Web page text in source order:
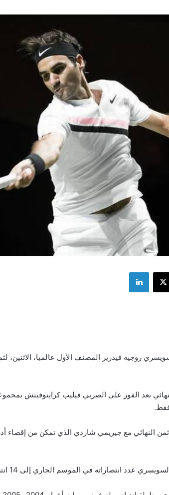
‫X لينكدإن
روجيه فيدرير المصنف الأول عالميا، الاثنين،
انتصاراته في الموسم الجاري إلى 14 انتصارا دون تلقي أي هزيمة.